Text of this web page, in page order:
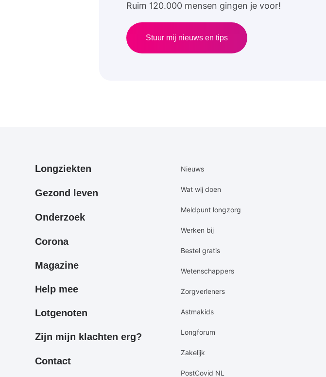
Ruim 120.000 mensen gingen je voor!
Stuur mij nieuws en tips
Primair
Longziekten
Gezond leven
Onderzoek
Corona
Magazine
Help mee
Lotgenoten
Zijn mijn klachten erg?
Contact
Secundaire
Nieuws
Wat wij doen
Meldpunt longzorg
Werken bij
Bestel gratis
Wetenschappers
Zorgverleners
Astmakids
Longforum
Zakelijk
PostCovid NL